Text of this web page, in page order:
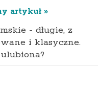
artykuł »
- długie, z
i klasyczne.